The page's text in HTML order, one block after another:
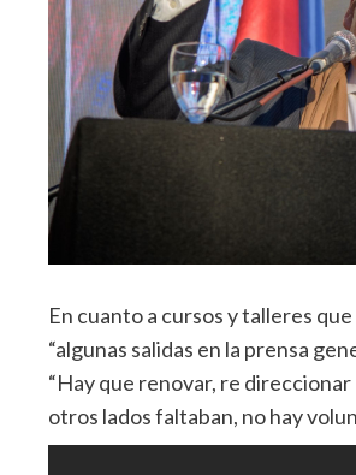
En cuanto a cursos y talleres
“algunas salidas en la prensa
“Hay que renovar, re
otros lados faltaban, no hay